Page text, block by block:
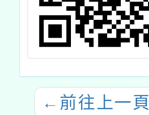
← 前往上一頁